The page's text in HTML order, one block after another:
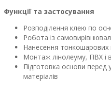
Функції та застосування
Розподілення клею по
Робота із
Нанесення тонкошарових
Монтаж лінолеуму, ПВХ і
Підготовка основи перед
матеріалів